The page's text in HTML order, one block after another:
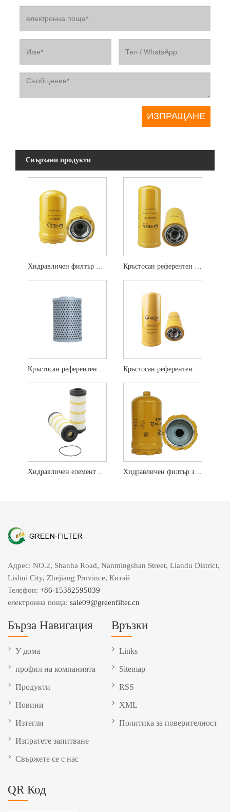
Свързани продукти
Хидравличен филтър HF35519 5I-8670 5I-8670X Кръстосан референтен хидравличен филтър HF6555
Кръстосан референтен хидравличен филтър HF6861 Кръстосан референтен хидравличен филтър HF6588
Хидравличен елемент за CAT 348-1861 PT9536-MPG WL10409 Хидравличен филтър за Fleetguard HF35516 SH60236
Адрес: NO.2, Shanha Road, Nanmingshan Street, Liandu District,
Lishui City, Zhejiang Province, Китай
Телефон: +86-15382595039
електронна поща: sale09@greenfilter.cn
Бърза Навигация
У дома
профил на компанията
Продукти
Новини
Изтегли
Изпратете запитване
Свържете се с нас
Връзки
Links
Sitemap
RSS
XML
Политика за поверителност
QR Код